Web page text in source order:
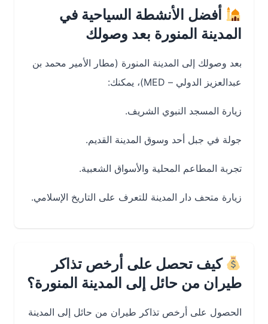
أفضل الأنشطة السياحية في
المدينة المنورة بعد وصولك
بعد وصولك إلى المدينة المنورة (مطار الأمير محمد بن
عبدالعزيز الدولي – MED)، يمكنك:
زيارة المسجد النبوي الشريف.
جولة في جبل أحد وسوق المدينة القديم.
تجربة المطاعم المحلية والأسواق الشعبية.
زيارة متحف دار المدينة للتعرف على التاريخ الإسلامي.
كيف تحصل على أرخص تذاكر
طيران من حائل إلى المدينة المنورة؟
الحصول على أرخص تذاكر طيران من حائل إلى المدينة